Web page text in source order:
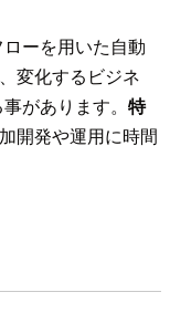
ーを用いた自動
変化するビジネ
があります。 特
開発や運用に時間